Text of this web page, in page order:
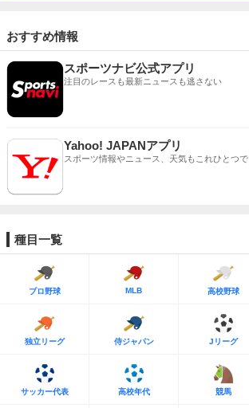
おすすめ情報
スポーツナビ公式アプリ
注目のレースも最新ニュースも逃さない
Yahoo! JAPANアプリ
スポーツ情報やニュース、天気もこれひとつで
種目一覧
プロ野球 MLB 高校野球
独立リーグ 侍ジャパン Jリーグ
サッカー代表 高校年代 競馬